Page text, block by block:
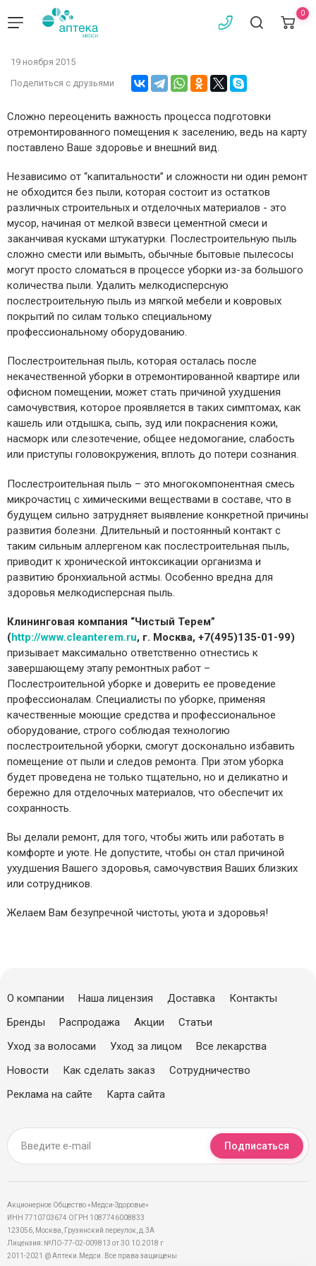
0
19 ноября 2015
Поделиться с друзьями
Сложно переоценить важность процесса подготовки
отремонтированного помещения к заселению, ведь на карту
поставлено Ваше здоровье и внешний вид.
Независимо от “капитальности” и сложности ни один ремонт
не обходится без пыли, которая состоит из остатков
различных строительных и отделочных материалов - это
мусор, начиная от мелкой взвеси цементной смеси и
заканчивая кусками штукатурки. Послестроительную пыль
сложно смести или вымыть, обычные бытовые пылесосы
могут просто сломаться в процессе уборки из-за большого
количества пыли. Удалить мелкодисперсную
послестроительную пыль из мягкой мебели и ковровых
покрытий по силам только специальному
профессиональному оборудованию.
Послестроительная пыль, которая осталась после
некачественной уборки в отремонтированной квартире или
офисном помещении, может стать причиной ухудшения
самочувствия, которое проявляется в таких симптомах, как
кашель или отдышка, сыпь, зуд или покраснения кожи,
насморк или слезотечение, общее недомогание, слабость
или приступы головокружения, вплоть до потери сознания.
Послестроительная пыль – это многокомпонентная смесь
микрочастиц с химическими веществами в составе, что в
будущем сильно затрудняет выявление конкретной причины
развития болезни. Длительный и постоянный контакт с
таким сильным аллергеном как послестроительная пыль,
приводит к хронической интоксикации организма и
развитию бронхиальной астмы. Особенно вредна для
здоровья мелкодисперсная пыль.
Клининговая компания “Чистый Терем”
(http://www.cleanterem.ru, г. Москва, +7(495)135-01-99)
призывает максимально ответственно отнестись к
завершающему этапу ремонтных работ –
Послестроительной уборке и доверить ее проведение
профессионалам. Специалисты по уборке, применяя
качественные моющие средства и профессиональное
оборудование, строго соблюдая технологию
послестроительной уборки, смогут досконально избавить
помещение от пыли и следов ремонта. При этом уборка
будет проведена не только тщательно, но и деликатно и
бережно для отделочных материалов, что обеспечит их
сохранность.
Вы делали ремонт, для того, чтобы жить или работать в
комфорте и уюте. Не допустите, чтобы он стал причиной
ухудшения Вашего здоровья, самочувствия Ваших близких
или сотрудников.
Желаем Вам безупречной чистоты, уюта и здоровья!
О компании Наша лицензия Доставка
Контакты
Бренды
Распродажа Акции
Статьи
Уход за волосами
Уход за лицом
Все лекарства
Новости
Как сделать заказ
Сотрудничество
Реклама на сайте
Карта сайта
Подписаться
Акционерное Общество «Медси-Здоровье»
ИНН 7710703674 ОГРН 1087746008833
123056, Москва, Грузинский переулок, д.3А
Лицензия: №ЛО-77-02-009813 от 30.10.2018 г
2011-2021 @ Аптеки.Медси. Все права защищены